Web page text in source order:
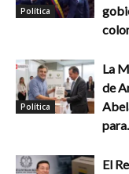
Política
Política
La
de
El